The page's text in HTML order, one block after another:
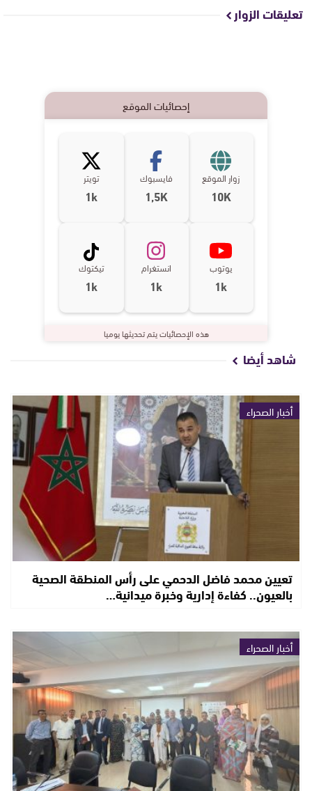
تعليقات الزوار
إحصائيات الموقع
زوار الموقع
10K
فايسبوك
1,5K
تويتر
1k
يوتوب
1k
انستغرام
1k
تيكتوك
1k
هذه الإحصائيات يتم تحديثها يوميا
شاهد أيضا
أخبار الصحراء
تعيين محمد فاضل الدحمي على رأس المنطقة الصحية
بالعيون.. كفاءة إدارية وخبرة ميدانية…
أخبار الصحراء